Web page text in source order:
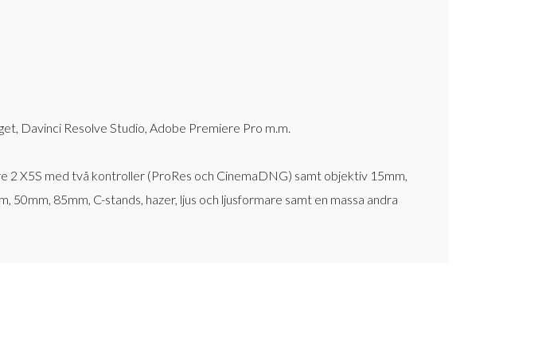
Davinci Resolve Studio, Adobe Premiere Pro m.m.
2 X5S med två kontroller (ProRes och CinemaDNG) samt objektiv 15mm,
85mm, C-stands, hazer, ljus och ljusformare samt en massa andra